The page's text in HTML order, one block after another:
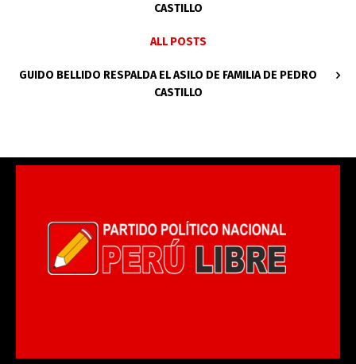
CASTILLO
ALL POSTS
GUIDO BELLIDO RESPALDA EL ASILO DE FAMILIA DE PEDRO
CASTILLO